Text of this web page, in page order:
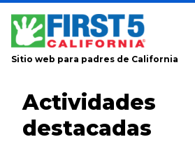
Avanza
Sitio web para padres de California
Actividades
destacadas